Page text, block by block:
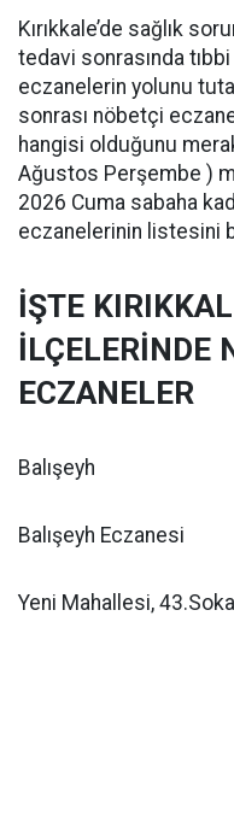
Kırıkkale’de sağlık
tedavi sonrasında
eczanelerin yolunu
sonrası nöbetçi
hangisi olduğunu
Ağustos Perşembe )
2026 Cuma sabaha
eczanelerinin listesini
İŞTE
İLÇELERİNDE
ECZANELER
Balışeyh
Balışeyh Eczanesi
Yeni Mahallesi,